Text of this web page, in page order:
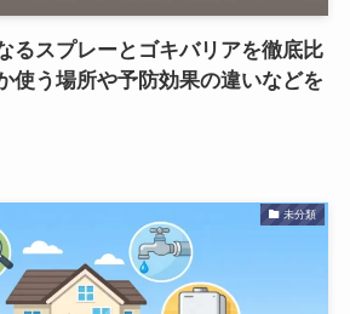
るスプレーとゴキバリアを徹底比
使う場所や予防効果の違いなどを
未分類